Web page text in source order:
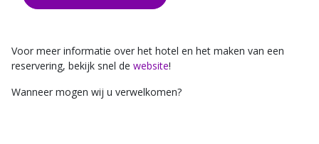
Voor meer informatie over het hotel en het maken van een
reservering, bekijk snel de website!
Wanneer mogen wij u verwelkomen?